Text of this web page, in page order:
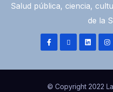
Salud pública, ciencia,
de la
© Copyright 2022